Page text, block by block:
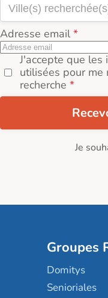
Adresse email
J'accepte que les
utilisées pour me
recherche
Je
Groupes
Domitys
Senioriales